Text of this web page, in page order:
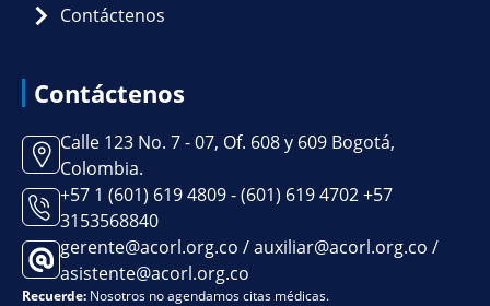
Contáctenos
Contáctenos
Calle 123 No. 7 - 07, Of. 608 y 609 Bogotá,
Colombia.
+57 1 (601) 619 4809 - (601) 619 4702 +57
3153568840
gerente@acorl.org.co / auxiliar@acorl.org.co /
asistente@acorl.org.co
Recuerde: Nosotros no agendamos citas médicas.